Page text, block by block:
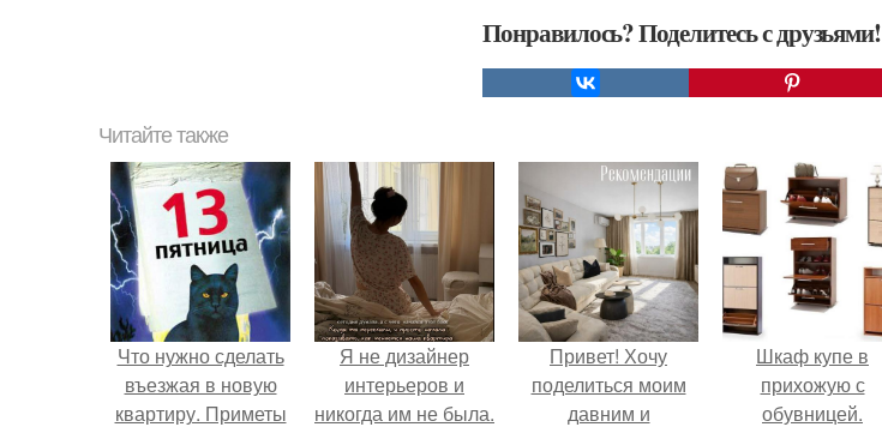
Понравилось? Поделитесь с друзьями!
Читайте также
Что нужно сделать
въезжая в новую
квартиру. Приметы
Я не дизайнер
интерьеров и
никогда им не была.
Привет! Хочу
поделиться моим
давним и
Шкаф купе в
прихожую с
обувницей.